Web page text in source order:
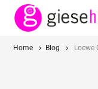
Home Blog Loewe